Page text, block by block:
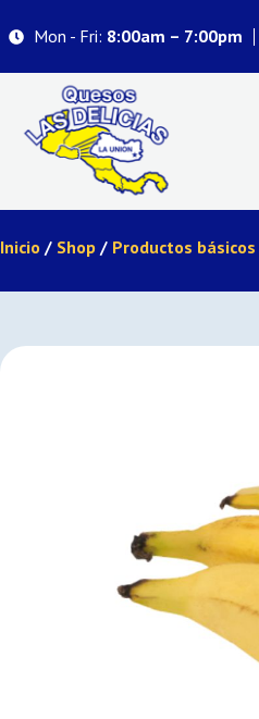
Mon - Fri: 8:00am – 7:00pm
Inicio / Shop / Productos básicos